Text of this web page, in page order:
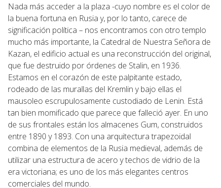
Nada más acceder a la plaza -cuyo nombre es el color de
la buena fortuna en Rusia y, por lo tanto, carece de
significación política – nos encontramos con otro templo
mucho más importante, la Catedral de Nuestra Señora de
Kazan, el edificio actual es una reconstrucción del original,
que fue destruido por órdenes de Stalin, en 1936.
Estamos en el corazón de este palpitante estado,
rodeado de las murallas del Kremlin y bajo ellas el
mausoleo escrupulosamente custodiado de Lenin. Está
tan bien momificado que parece que falleció ayer. En uno
de sus frontales están los almacenes Gum, construidos
entre 1890 y 1893. Con una arquitectura trapezoidal
combina de elementos de la Rusia medieval, además de
utilizar una estructura de acero y techos de vidrio de la
era victoriana; es uno de los más elegantes centros
comerciales del mundo.